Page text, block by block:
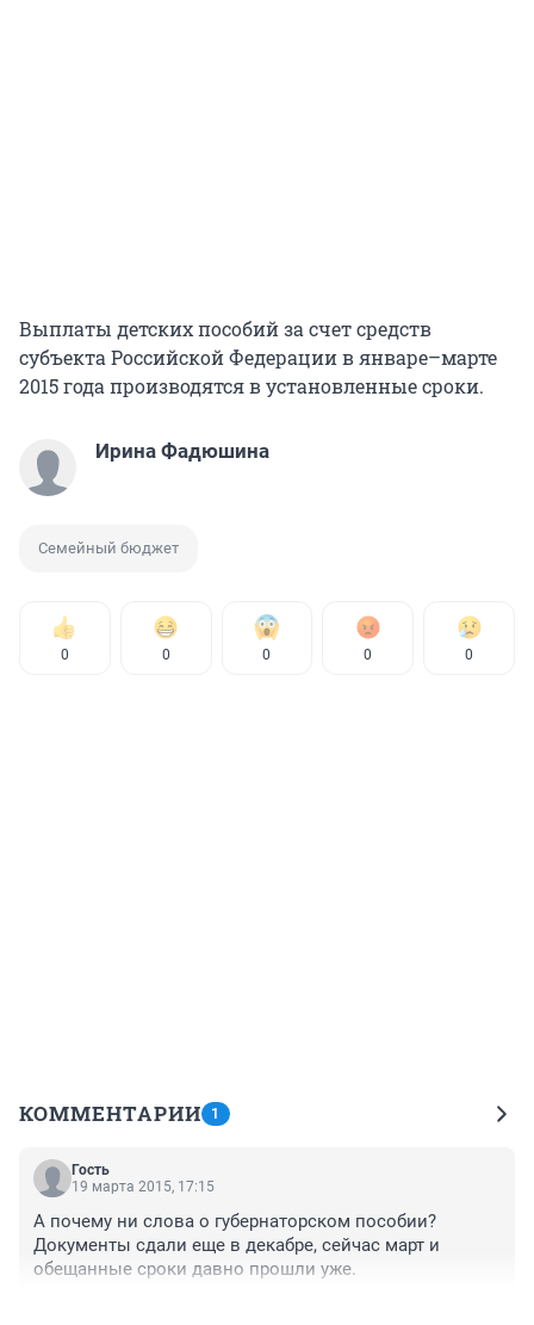
Выплаты детских пособий за счет средств
субъекта Российской Федерации в январе–марте
2015 года производятся в установленные сроки.
Ирина Фадюшина
Семейный бюджет
0 0 0 0 0
КОММЕНТАРИИ 1
Гость
19 марта 2015, 17:15
А почему ни слова о губернаторском пособии?
Документы сдали еще в декабре, сейчас март и
обещанные сроки давно прошли уже.